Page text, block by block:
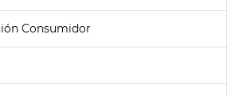
Consumidor